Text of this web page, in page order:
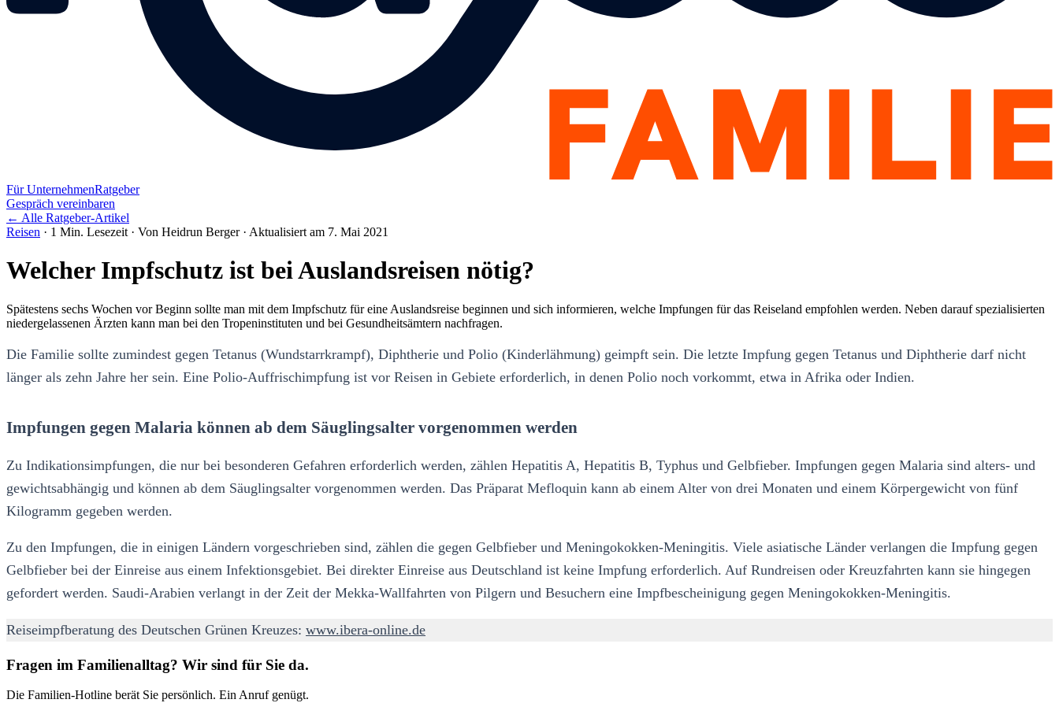
Für UnternehmenRatgeber
Gespräch vereinbaren
← Alle Ratgeber-Artikel
Reisen · 1 Min. Lesezeit · Von Heidrun Berger · Aktualisiert am 7. Mai 2021
Welcher Impfschutz ist bei Auslandsreisen nötig?
Spätestens sechs Wochen vor Beginn sollte man mit dem Impfschutz für eine Auslandsreise beginnen und sich informieren, welche Impfungen für das Reiseland empfohlen werden. Neben darauf spezialisierten
niedergelassenen Ärzten kann man bei den Tropeninstituten und bei Gesundheitsämtern nachfragen.
Die Familie sollte zumindest gegen Tetanus (Wundstarrkrampf), Diphtherie und Polio (Kinderlähmung) geimpft sein. Die letzte Impfung gegen Tetanus und Diphtherie darf nicht
länger als zehn Jahre her sein. Eine Polio-Auffrischimpfung ist vor Reisen in Gebiete erforderlich, in denen Polio noch vorkommt, etwa in Afrika oder Indien.
Impfungen gegen Malaria können ab dem Säuglingsalter vorgenommen werden
Zu Indikationsimpfungen, die nur bei besonderen Gefahren erforderlich werden, zählen Hepatitis A, Hepatitis B, Typhus und Gelbfieber. Impfungen gegen Malaria sind alters- und
gewichtsabhängig und können ab dem Säuglingsalter vorgenommen werden. Das Präparat Mefloquin kann ab einem Alter von drei Monaten und einem Körpergewicht von fünf
Kilogramm gegeben werden.
Zu den Impfungen, die in einigen Ländern vorgeschrieben sind, zählen die gegen Gelbfieber und Meningokokken-Meningitis. Viele asiatische Länder verlangen die Impfung gegen
Gelbfieber bei der Einreise aus einem Infektionsgebiet. Bei direkter Einreise aus Deutschland ist keine Impfung erforderlich. Auf Rundreisen oder Kreuzfahrten kann sie hingegen
gefordert werden. Saudi-Arabien verlangt in der Zeit der Mekka-Wallfahrten von Pilgern und Besuchern eine Impfbescheinigung gegen Meningokokken-Meningitis.
Reiseimpfberatung des Deutschen Grünen Kreuzes: www.ibera-online.de
Fragen im Familienalltag? Wir sind für Sie da.
Die Familien-Hotline berät Sie persönlich. Ein Anruf genügt.